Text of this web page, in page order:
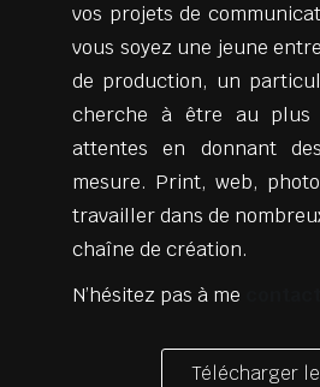
vos projets de
vous soyez une jeune
de production, un
cherche à être au plus
attentes en donnant
mesure. Print, web,
travailler dans de
chaîne de création.
N’hésitez pas à me
Télécharger le